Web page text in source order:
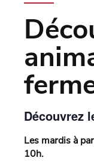
Découvrez
Les mardis à
10h.